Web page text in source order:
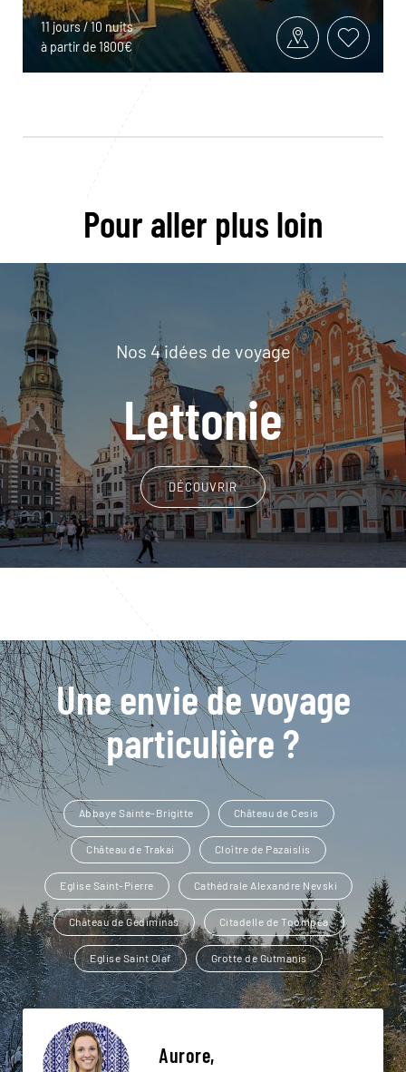
11 jours / 10 nuits
à partir de 1800€
Pour aller plus loin
Nos 4 idées de voyage
Lettonie
DÉCOUVRIR
Une envie de voyage
particulière ?
Abbaye Sainte-Brigitte Château de Cesis
Château de Trakai Cloître de Pazaislis
Eglise Saint-Pierre Cathédrale Alexandre Nevski
Château de Gediminas Citadelle de Toompea
Eglise Saint Olaf Grotte de Gutmanis
Aurore,